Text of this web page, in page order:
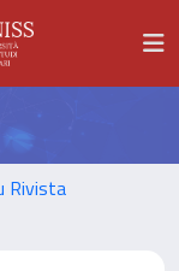
Rivista